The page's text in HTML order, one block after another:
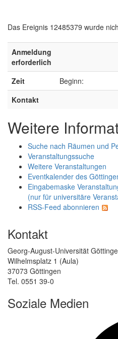
Das Ereignis 12485379 wurde
Anmeldung
erforderlich
Zeit
Beginn:
Kontakt
Weitere
Suche nach Räumen und
Veranstaltungssuche
Weitere Veranstaltungen
Eventkalender des
Eingabemaske
(nur für universitäre
RSS-Feed abonnieren
Kontakt
Georg-August-Universität
Wilhelmsplatz 1 (Aula)
37073 Göttingen
Tel. 0551 39-0
Soziale Medien